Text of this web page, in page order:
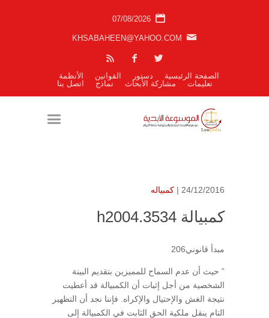
07/08/2026
KHSABAHEEN@YAHOO.COM
الصفحة الرئيسية دستور القوانين
الأنظمة
تعليمات
مشاركة الأبحاث نماذج اتصل بنا
24/12/2016 | كمبياله
كمبيالة h2004.3534
مبدأ قانوني206
” حيث أن عدم السماح للمميزين بتقديم البينة
الشخصية من أجل إثبات أن الكمبيالة قد أعطيت
نتيجة الغش والإحتيال والإكراه. فإننا نجد أن التظهير
التام ينقل ملكية الحق الثابت في الكمبيالة إلى